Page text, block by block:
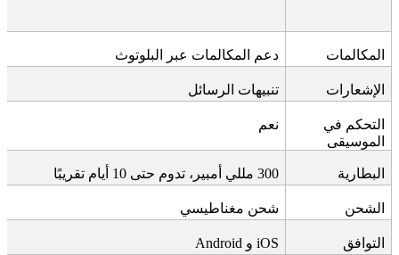
المكالمات دعم المكالمات عبر البلوتوث
الإشعارات تنبيهات الرسائل
التحكم في
الموسيقى
نعم
البطارية 300 مللي أمبير، تدوم حتى 10 أيام تقريبًا
الشحن شحن مغناطيسي
التوافق Android و iOS